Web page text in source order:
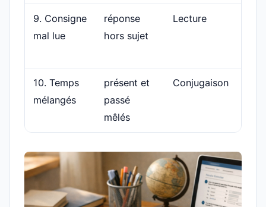
9. Consigne
mal lue
réponse
hors sujet
Lecture
10. Temps
mélangés
présent et
passé
mêlés
Conjugaison